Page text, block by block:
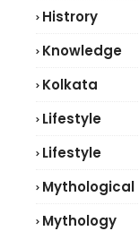
Histrory
Knowledge
Kolkata
Lifestyle
Lifestyle
Mythological
Mythology